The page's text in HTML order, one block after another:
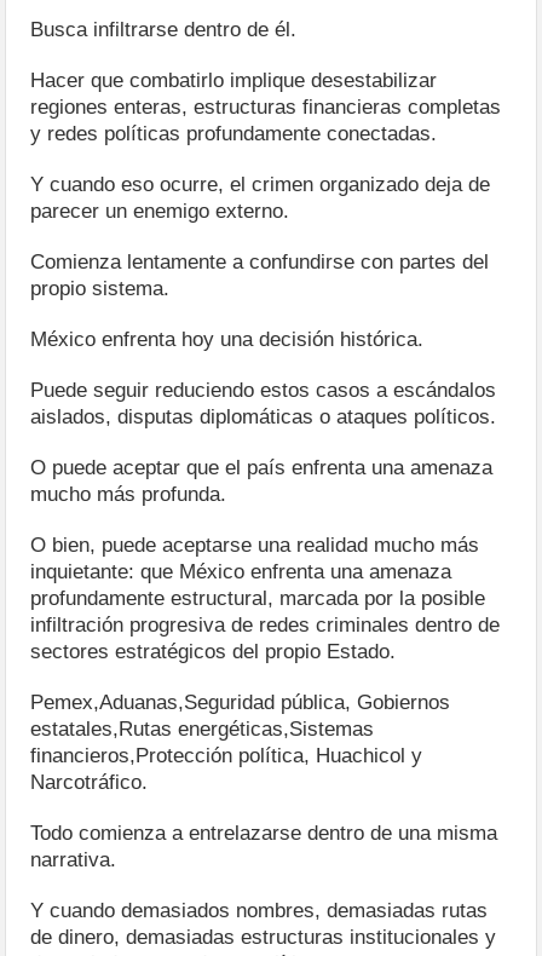
Busca infiltrarse dentro de él.
Hacer que combatirlo implique desestabilizar
regiones enteras, estructuras financieras completas
y redes políticas profundamente conectadas.
Y cuando eso ocurre, el crimen organizado deja de
parecer un enemigo externo.
Comienza lentamente a confundirse con partes del
propio sistema.
México enfrenta hoy una decisión histórica.
Puede seguir reduciendo estos casos a escándalos
aislados, disputas diplomáticas o ataques políticos.
O puede aceptar que el país enfrenta una amenaza
mucho más profunda.
O bien, puede aceptarse una realidad mucho más
inquietante: que México enfrenta una amenaza
profundamente estructural, marcada por la posible
infiltración progresiva de redes criminales dentro de
sectores estratégicos del propio Estado.
Pemex,Aduanas,Seguridad pública, Gobiernos
estatales,Rutas energéticas,Sistemas
financieros,Protección política, Huachicol y
Narcotráfico.
Todo comienza a entrelazarse dentro de una misma
narrativa.
Y cuando demasiados nombres, demasiadas rutas
de dinero, demasiadas estructuras institucionales y